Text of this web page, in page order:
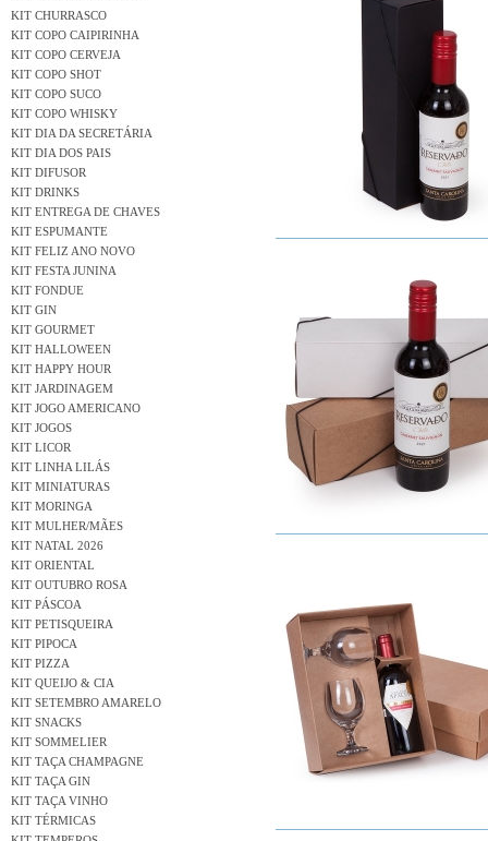
KIT CHURRASCO
KIT COPO CAIPIRINHA
KIT COPO CERVEJA
KIT COPO SHOT
KIT COPO SUCO
KIT COPO WHISKY
KIT DIA DA SECRETÁRIA
KIT DIA DOS PAIS
KIT DIFUSOR
KIT DRINKS
KIT ENTREGA DE CHAVES
KIT ESPUMANTE
KIT FELIZ ANO NOVO
KIT FESTA JUNINA
KIT FONDUE
KIT GIN
KIT GOURMET
KIT HALLOWEEN
KIT HAPPY HOUR
KIT JARDINAGEM
KIT JOGO AMERICANO
KIT JOGOS
KIT LICOR
KIT LINHA LILÁS
KIT MINIATURAS
KIT MORINGA
KIT MULHER/MÃES
KIT NATAL 2026
KIT ORIENTAL
KIT OUTUBRO ROSA
KIT PÁSCOA
KIT PETISQUEIRA
KIT PIPOCA
KIT PIZZA
KIT QUEIJO & CIA
KIT SETEMBRO AMARELO
KIT SNACKS
KIT SOMMELIER
KIT TAÇA CHAMPAGNE
KIT TAÇA GIN
KIT TAÇA VINHO
KIT TÉRMICAS